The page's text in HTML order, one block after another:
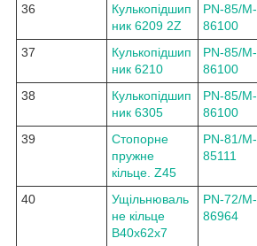
36
Кулькопідшип
ник 6209 2Z
PN-85/M-
86100
37
Кулькопідшип
ник 6210
PN-85/M-
86100
38
Кулькопідшип
ник 6305
PN-85/M-
86100
39
Стопорне
пружне
кільце. Z45
PN-81/M-
85111
40
Ущільнюваль
не кільце
B40x62x7
PN-72/M-
86964